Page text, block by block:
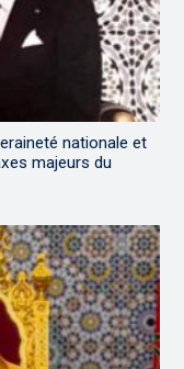
nationale et
majeurs du